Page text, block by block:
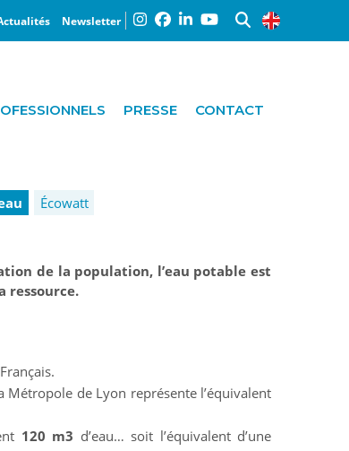
Newsletter
PRESSE CONTACT
Écowatt
de la population, l’eau potable est
ressource.
Métropole de Lyon représente l’équivalent
120 m3 d’eau… soit l’équivalent d’une